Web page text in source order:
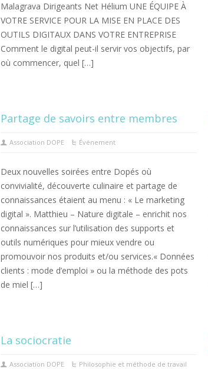
Malagrava Dirigeants Net Hélium UNE ÉQUIPE À
VOTRE SERVICE POUR LA MISE EN PLACE DES
OUTILS DIGITAUX DANS VOTRE ENTREPRISE
Comment le digital peut-il servir vos objectifs, par
où commencer, quel […]
Partage de savoirs entre membres
Association DOPE Événement
Deux nouvelles soirées entre Dopés où
convivialité, découverte culinaire et partage de
connaissances étaient au menu : « Le marketing
digital ». Matthieu – Nature digitale – enrichit nos
connaissances sur l’utilisation des supports et
outils numériques pour mieux vendre ou
promouvoir nos produits et/ou services.« Données
clients : mode d’emploi » ou la méthode des pots
de miel […]
La sociocratie
Association DOPE Philosophie et méthode de travail